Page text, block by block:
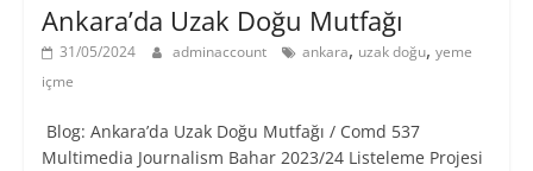
Ankara’da Uzak Doğu Mutfağı
31/05/2024 adminaccount ankara, uzak doğu, yeme
içme
Blog: Ankara’da Uzak Doğu Mutfağı / Comd 537
Multimedia Journalism Bahar 2023/24 Listeleme Projesi